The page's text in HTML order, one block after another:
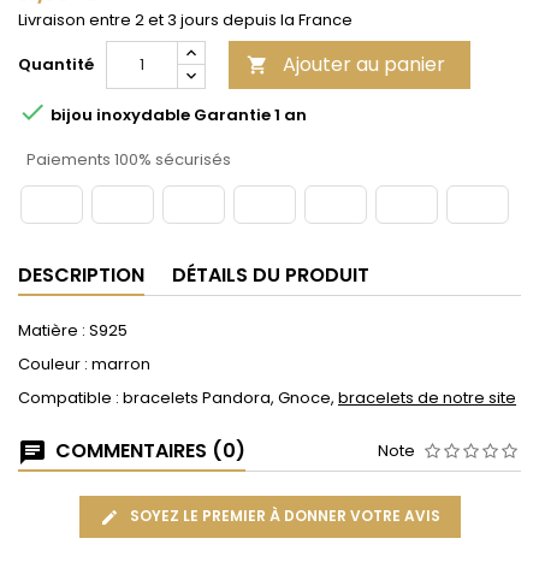
Livraison entre 2 et 3 jours depuis la France
Quantité
 Ajouter au panier
 bijou inoxydable Garantie 1 an
Paiements 100% sécurisés
DESCRIPTION DÉTAILS DU PRODUIT
Matière : S925
Couleur : marron
Compatible : bracelets Pandora, Gnoce, bracelets de notre site
COMMENTAIRES (0) Note
SOYEZ LE PREMIER À DONNER VOTRE AVIS